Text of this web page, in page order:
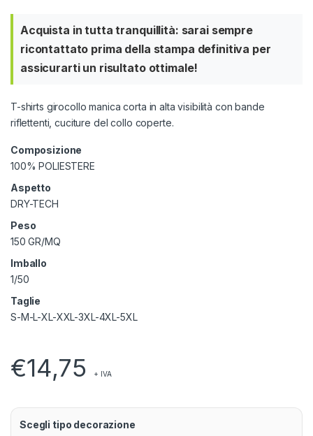
Acquista in tutta tranquillità: sarai sempre
ricontattato prima della stampa definitiva per
assicurarti un risultato ottimale!
T-shirts girocollo manica corta in alta visibilità con bande
riflettenti, cuciture del collo coperte.
Composizione
100% POLIESTERE
Aspetto
DRY-TECH
Peso
150 GR/MQ
Imballo
1/50
Taglie
S-M-L-XL-XXL-3XL-4XL-5XL
€14,75 + IVA
Scegli tipo decorazione